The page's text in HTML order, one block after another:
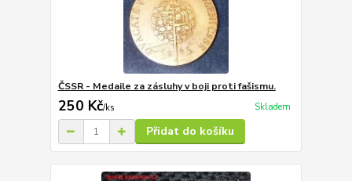
ČSSR - Medaile za zásluhy v boji proti fašismu.
250 Kč/ks Skladem
Přidat do košíku